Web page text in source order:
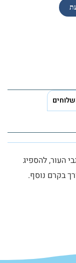
העור, להספיג
בקרם נוסף.